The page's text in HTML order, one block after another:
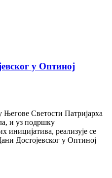
у Оптиној
Светости Патријарха
и уз подршку
иницијатива, реализује се
Достојевског у Оптиној